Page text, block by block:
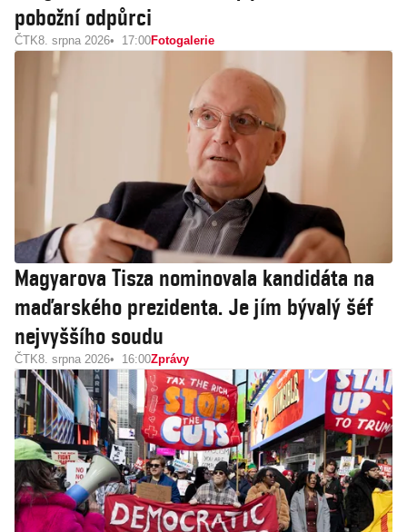
pobožní odpůrci
ČTK8. srpna 2026 17:00Fotogalerie
Magyarova Tisza nominovala kandidáta na
maďarského prezidenta. Je jím bývalý šéf
nejvyššího soudu
ČTK8. srpna 2026 16:00Zprávy